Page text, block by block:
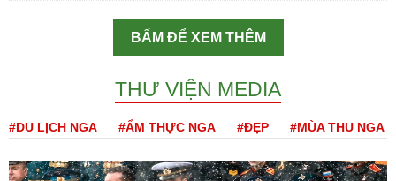
BẤM ĐỂ XEM THÊM
THƯ VIỆN MEDIA
#DU LỊCH NGA #ẨM THỰC NGA #ĐẸP #MÙA THU NGA